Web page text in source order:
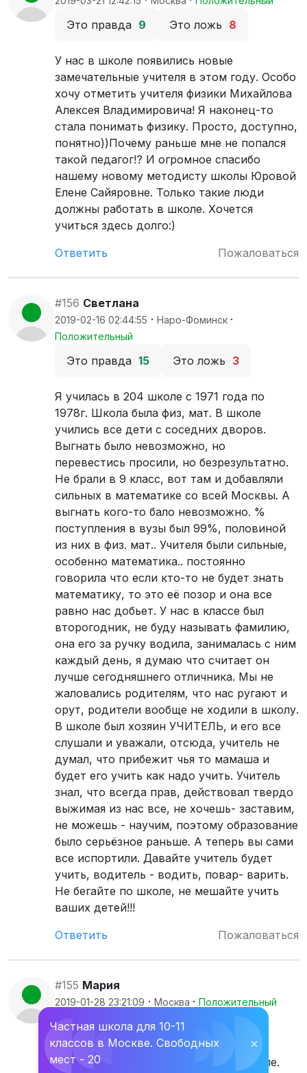
Это правда 9 Это ложь 8
У нас в школе появились новые
замечательные учителя в этом году. Особо
хочу отметить учителя физики Михайлова
Алексея Владимировича! Я наконец-то
стала понимать физику. Просто, доступно,
понятно))Почему раньше мне не попался
такой педагог!? И огромное спасибо
нашему новому методисту школы Юровой
Елене Сайяровне. Только такие люди
должны работать в школе. Хочется
учиться здесь долго:)
Ответить
Пожаловаться
#156 Светлана
2019-02-16 02:44:55 · Наро-Фоминск ·
Положительный
Это правда 15 Это ложь 3
Я училась в 204 школе с 1971 года по
1978г. Школа была физ, мат. В школе
учились все дети с соседних дворов.
Выгнать было невозможно, но
перевестись просили, но безрезультатно.
Не брали в 9 класс, вот там и добавляли
сильных в математике со всей Москвы. А
выгнать кого-то бало невозможно. %
поступления в вузы был 99%, половиной
из них в физ. мат.. Учителя были сильные,
особенно математика.. постоянно
говорила что если кто-то не будет знать
математику, то это её позор и она все
равно нас добьет. У нас в классе был
второгодник, не буду называть фамилию,
она его за ручку водила, занималась с ним
каждый день, я думаю что считает он
лучше сегодняшнего отличника. Мы не
жаловались родителям, что нас ругают и
орут, родители вообще не ходили в школу.
В школе был хозяин УЧИТЕЛЬ, и его все
слушали и уважали, отсюда, учитель не
думал, что прибежит чья то мамаша и
будет его учить как надо учить. Учитель
знал, что всегда прав, действовал твердо
выжимая из нас все, не хочешь- заставим,
не можешь - научим, поэтому образование
было серьёзное раньше. А теперь вы сами
все испортили. Давайте учитель будет
учить, водитель - водить, повар- варить.
Не бегайте по школе, не мешайте учить
ваших детей!!!
Ответить
Пожаловаться
#155 Мария
2019-01-28 23:21:09 · Москва · Положительный
Это правда20 Это ложь
У меня двое детей учатся в этой школе.
Частная школа для 10-11
классов в Москве. Свободных
мест - 20
⛌